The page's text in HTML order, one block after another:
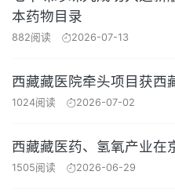
本药物目录
882阅读 2026-07-13
西藏藏医院牵头项目获西
1024阅读 2026-07-02
西藏藏医药、氢氧产业在
1505阅读 2026-06-29